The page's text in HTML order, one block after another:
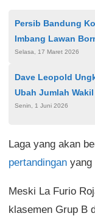
Persib Bandung
Imbang Lawan
Selasa, 17 Maret 2026
Dave Leopold
Ubah Jumlah
2026 Nasional
Senin, 1 Juni 2026
Laga yang akan
pertandingan yang
Meski La Furio
klasemen Grup B